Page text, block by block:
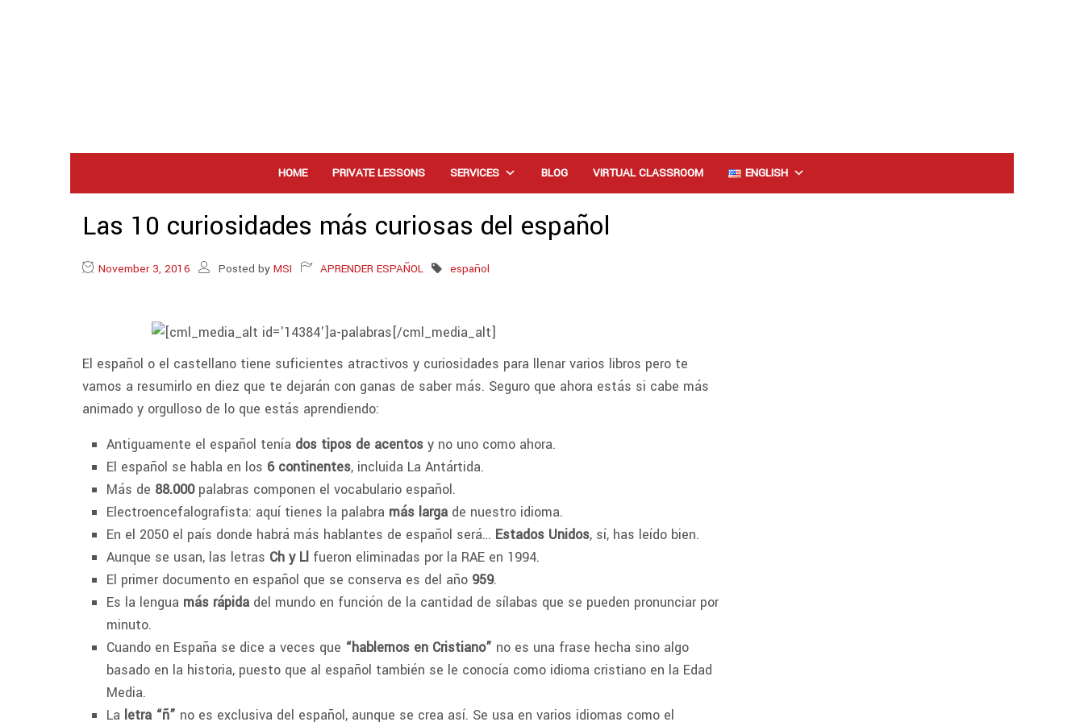
HOME PRIVATE LESSONS SERVICES BLOG VIRTUAL CLASSROOM ENGLISH
Las 10 curiosidades más curiosas del español
November 3, 2016 Posted by MSI APRENDER ESPAÑOL español
El español o el castellano tiene suficientes atractivos y curiosidades para llenar varios libros pero te
vamos a resumirlo en diez que te dejarán con ganas de saber más. Seguro que ahora estás si cabe más
animado y orgulloso de lo que estás aprendiendo:
Antiguamente el español tenía dos tipos de acentos y no uno como ahora.
El español se habla en los 6 continentes, incluida La Antártida.
Más de 88.000palabras componen el vocabulario español.
Electroencefalografista: aquí tienes la palabra más larga de nuestro idioma.
En el 2050 el país donde habrá más hablantes de español será… Estados Unidos, sí, has leído bien.
Aunque se usan, las letras Ch y Ll fueron eliminadas por la RAE en 1994.
El primer documento en español que se conserva es del año 959.
Es la lengua más rápida del mundo en función de la cantidad de sílabas que se pueden pronunciar por
minuto.
Cuando en España se dice a veces que “hablemos en Cristiano” no es una frase hecha sino algo
basado en la historia, puesto que al español también se le conocía como idioma cristiano en la Edad
Media.
La letra “ñ” no es exclusiva del español, aunque se crea así. Se usa en varios idiomas como el